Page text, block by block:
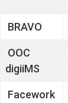
BRAVO
OOC
digiiMS
Facework